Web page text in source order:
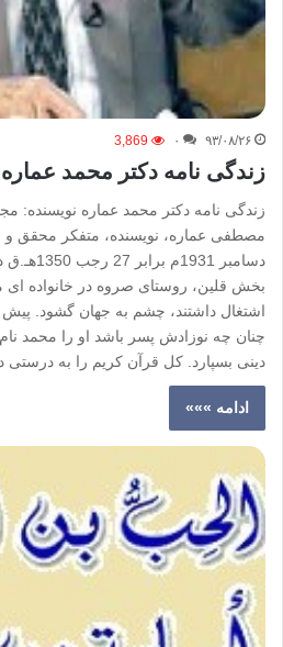
۹۳/۰۸/۲۶ ۰ 3,869
زندگی نامه دکتر محمد عماره
زندگی نامه دکتر محمد عماره نویسنده:
دسامبر
بخش قلین، روستای صروه در خانواده
اشتغال داشتند، چشم به جهان گشود. پیش
چنان چه نوزادش پسر باشد او را محمد
دینی بسپارد. کل قرآن کریم را به درستی
ادامه »»»